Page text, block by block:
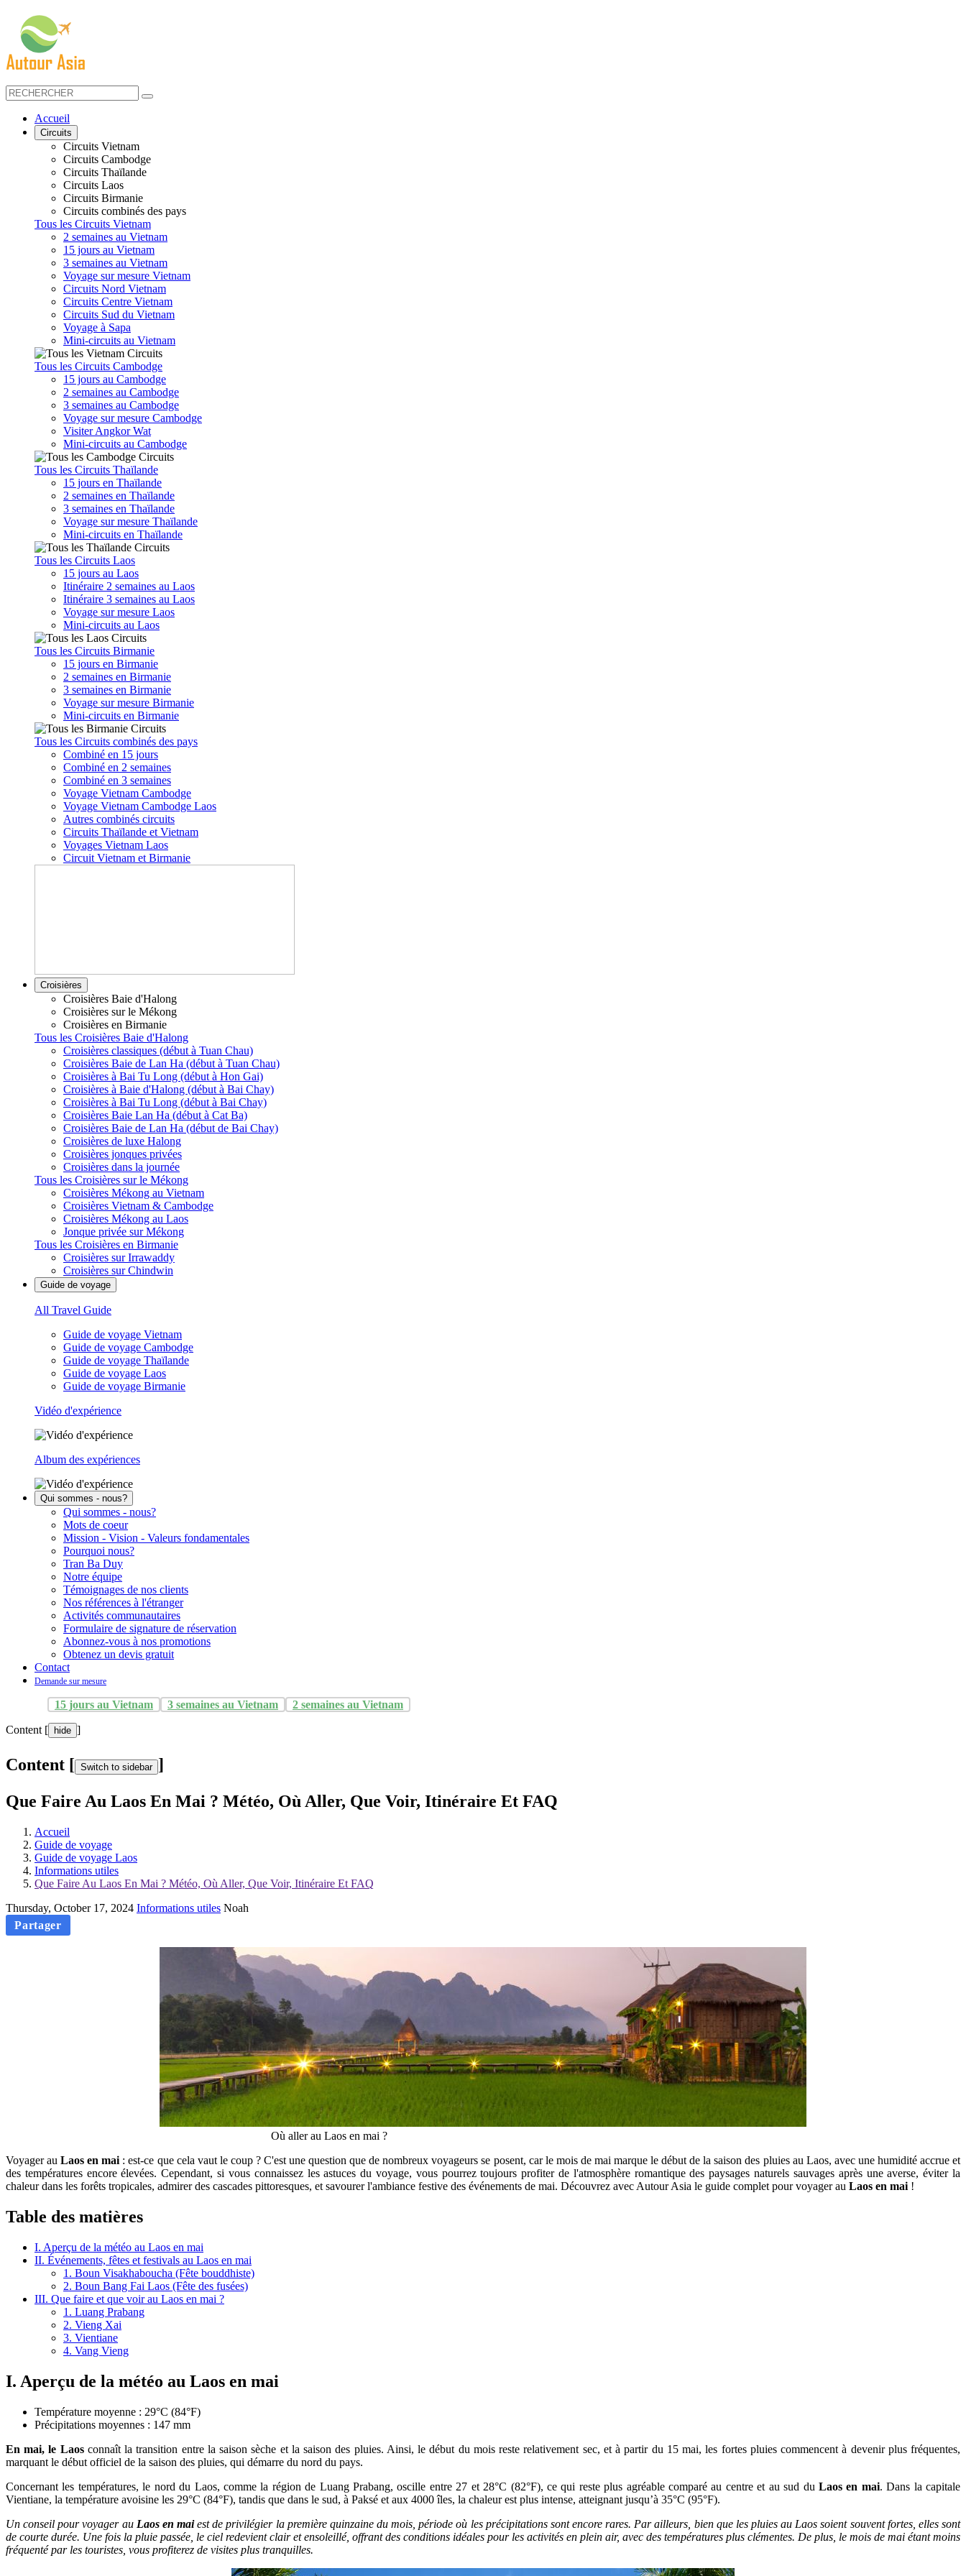
Accueil
Circuits
Circuits Vietnam
Circuits Cambodge
Circuits Thaïlande
Circuits Laos
Circuits Birmanie
Circuits combinés des pays
Tous les Circuits Vietnam
2 semaines au Vietnam
15 jours au Vietnam
3 semaines au Vietnam
Voyage sur mesure Vietnam
Circuits Nord Vietnam
Circuits Centre Vietnam
Circuits Sud du Vietnam
Voyage à Sapa
Mini-circuits au Vietnam
Tous les Circuits Cambodge
15 jours au Cambodge
2 semaines au Cambodge
3 semaines au Cambodge
Voyage sur mesure Cambodge
Visiter Angkor Wat
Mini-circuits au Cambodge
Tous les Circuits Thaïlande
15 jours en Thaïlande
2 semaines en Thaïlande
3 semaines en Thaïlande
Voyage sur mesure Thaïlande
Mini-circuits en Thaïlande
Tous les Circuits Laos
15 jours au Laos
Itinéraire 2 semaines au Laos
Itinéraire 3 semaines au Laos
Voyage sur mesure Laos
Mini-circuits au Laos
Tous les Circuits Birmanie
15 jours en Birmanie
2 semaines en Birmanie
3 semaines en Birmanie
Voyage sur mesure Birmanie
Mini-circuits en Birmanie
Tous les Circuits combinés des pays
Combiné en 15 jours
Combiné en 2 semaines
Combiné en 3 semaines
Voyage Vietnam Cambodge
Voyage Vietnam Cambodge Laos
Autres combinés circuits
Circuits Thaïlande et Vietnam
Voyages Vietnam Laos
Circuit Vietnam et Birmanie
Croisières
Croisières Baie d'Halong
Croisières sur le Mékong
Croisières en Birmanie
Tous les Croisières Baie d'Halong
Croisières classiques (début à Tuan Chau)
Croisières Baie de Lan Ha (début à Tuan Chau)
Croisières à Bai Tu Long (début à Hon Gai)
Croisières à Baie d'Halong (début à Bai Chay)
Croisières à Bai Tu Long (début à Bai Chay)
Croisières Baie Lan Ha (début à Cat Ba)
Croisières Baie de Lan Ha (début de Bai Chay)
Croisières de luxe Halong
Croisières jonques privées
Croisières dans la journée
Tous les Croisières sur le Mékong
Croisières Mékong au Vietnam
Croisières Vietnam & Cambodge
Croisières Mékong au Laos
Jonque privée sur Mékong
Tous les Croisières en Birmanie
Croisières sur Irrawaddy
Croisières sur Chindwin
Guide de voyage
All Travel Guide
Guide de voyage Vietnam
Guide de voyage Cambodge
Guide de voyage Thaïlande
Guide de voyage Laos
Guide de voyage Birmanie
Vidéo d'expérience
Album des expériences
Qui sommes - nous?
Qui sommes - nous?
Mots de coeur
Mission - Vision - Valeurs fondamentales
Pourquoi nous?
Tran Ba Duy
Notre équipe
Témoignages de nos clients
Nos références à l'étranger
Activités communautaires
Formulaire de signature de réservation
Abonnez-vous à nos promotions
Obtenez un devis gratuit
Contact
Demande sur mesure
15 jours au Vietnam 3 semaines au Vietnam 2 semaines au Vietnam
Content [ hide ]
Content [ Switch to sidebar ]
Que Faire Au Laos En Mai ? Météo, Où Aller, Que Voir, Itinéraire Et FAQ
Accueil
Guide de voyage
Guide de voyage Laos
Informations utiles
Que Faire Au Laos En Mai ? Météo, Où Aller, Que Voir, Itinéraire Et FAQ
Thursday, October 17, 2024 Informations utiles Noah
Partager
Où aller au Laos en mai ?
Voyager au Laos en mai : est-ce que cela vaut le coup ? C'est une question que de nombreux voyageurs se posent, car le mois de mai marque le début de la saison des pluies au Laos, avec une humidité accrue et
des températures encore élevées. Cependant, si vous connaissez les astuces du voyage, vous pourrez toujours profiter de l'atmosphère romantique des paysages naturels sauvages après une averse, éviter la
chaleur dans les forêts tropicales, admirer des cascades pittoresques, et savourer l'ambiance festive des événements de mai. Découvrez avec Autour Asia le guide complet pour voyager au Laos en mai !
Table des matières
I. Aperçu de la météo au Laos en mai
II. Événements, fêtes et festivals au Laos en mai
1. Boun Visakhaboucha (Fête bouddhiste)
2. Boun Bang Fai Laos (Fête des fusées)
III. Que faire et que voir au Laos en mai ?
1. Luang Prabang
2. Vieng Xai
3. Vientiane
4. Vang Vieng
I. Aperçu de la météo au Laos en mai
Température moyenne : 29°C (84°F)
Précipitations moyennes : 147 mm
En mai, le Laosconnaît la transition entre la saison sèche et la saison des pluies. Ainsi, le début du mois reste relativement sec, et à partir du 15 mai, les fortes pluies commencent à devenir plus fréquentes,
marquant le début officiel de la saison des pluies, qui démarre du nord du pays.
Concernant les températures, le nord du Laos, comme la région de Luang Prabang, oscille entre 27 et 28°C (82°F), ce qui reste plus agréable comparé au centre et au sud du Laos en mai. Dans la capitale
Vientiane, la température avoisine les 29°C (84°F), tandis que dans le sud, à Paksé et aux 4000 îles, la chaleur est plus intense, atteignant jusqu’à 35°C (95°F).
Un conseil pour voyager au Laos en maiest de privilégier la première quinzaine du mois, période où les précipitations sont encore rares. Par ailleurs, bien que les pluies au Laos soient souvent fortes, elles sont
de courte durée. Une fois la pluie passée, le ciel redevient clair et ensoleillé, offrant des conditions idéales pour les activités en plein air, avec des températures plus clémentes. De plus, le mois de mai étant moins
fréquenté par les touristes, vous profiterez de visites plus tranquilles.